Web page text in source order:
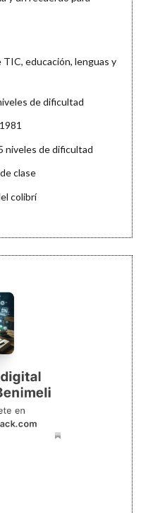
educación, lenguas y
de dificultad
niveles de dificultad
clase
colibrí